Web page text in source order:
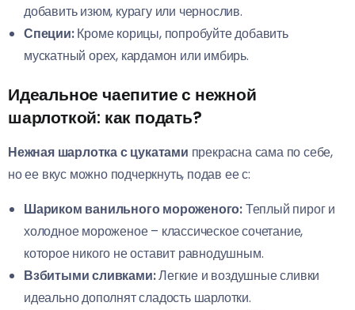
добавить изюм, курагу или чернослив.
Специи:Кроме корицы, попробуйте добавить
мускатный орех, кардамон или имбирь.
Идеальное чаепитие с нежной
шарлоткой: как подать?
Нежная шарлотка с цукатами прекрасна сама по себе,
но ее вкус можно подчеркнуть, подав ее с:
Шариком ванильного мороженого:Теплый пирог и
холодное мороженое – классическое сочетание,
которое никого не оставит равнодушным.
Взбитыми сливками:Легкие и воздушные сливки
идеально дополнят сладость шарлотки.